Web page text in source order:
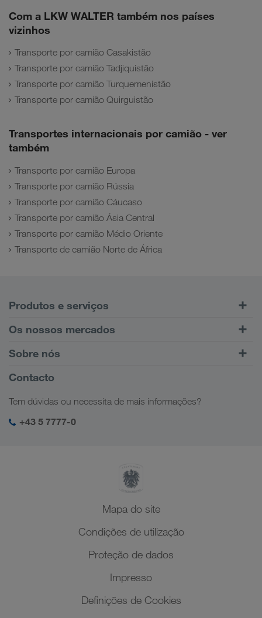
Com a LKW WALTER também nos países
vizinhos
Transporte por camião Casakistão
Transporte por camião Tadjiquistão
Transporte por camião Turquemenistão
Transporte por camião Quirguistão
Transportes internacionais por camião - ver
também
Transporte por camião Europa
Transporte por camião Rússia
Transporte por camião Cáucaso
Transporte por camião Ásia Central
Transporte por camião Médio Oriente
Transporte de camião Norte de África
Produtos e serviços
Transporte rodoviário
Portal do cliente CONNECT
Soluções digitais
Os nossos mercados
Europa
Cáucaso
Ásia Central
Médio Oriente
Sobre nós
Informações Empresariais
Responsabilidade social
SHEQ-Management
Contacto
Tem dúvidas ou necessita de mais informações?
+43 5 7777-0
Mapa do site
Condições de utilização
Proteção de dados
Impresso
Definições de Cookies